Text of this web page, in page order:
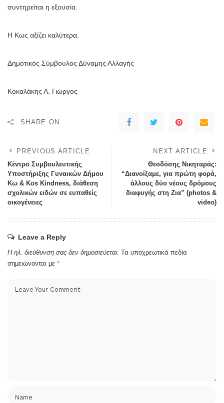
συντηρείται η εξουσία.
Η Κως αξίζει καλύτερα.
Δημοτικός Σύμβουλος Δύναμης Αλλαγής
Κοκαλάκης Α. Γιώργος
SHARE ON
PREVIOUS ARTICLE
Κέντρο Συμβουλευτικής
Υποστήριξης Γυναικών Δήμου
Κω & Kos Kindness, διάθεση
σχολικών ειδών σε ευπαθείς
οικογένειες
NEXT ARTICLE
Θεοδόσης Νικηταράς:
“Διανοίξαμε, για πρώτη φορά,
άλλους δύο νέους δρόμους
διαφυγής στη Ζια” (photos &
video)
Leave a Reply
Η ηλ. διεύθυνση σας δεν δημοσιεύεται. Τα υποχρεωτικά πεδία
σημειώνονται με *